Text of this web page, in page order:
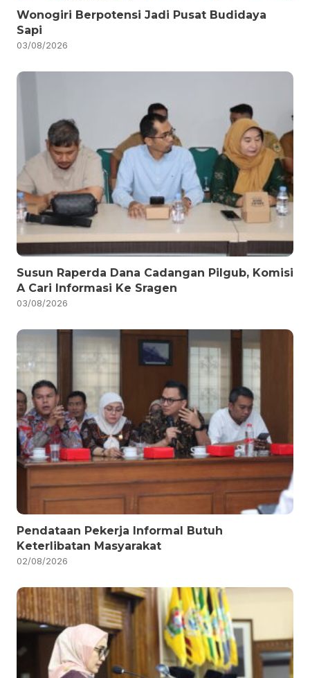
Wonogiri Berpotensi Jadi Pusat Budidaya
Sapi
03/08/2026
Susun Raperda Dana Cadangan Pilgub, Komisi
A Cari Informasi Ke Sragen
03/08/2026
Pendataan Pekerja Informal Butuh
Keterlibatan Masyarakat
02/08/2026